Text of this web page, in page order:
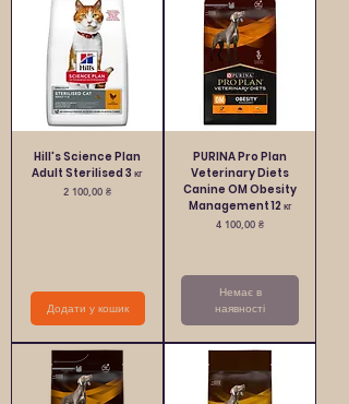
Hill's Science Plan
Adult Sterilised 3 кг
Ціна
2 100,00 ₴
Додати у кошик
PURINA Pro Plan
Veterinary Diets
Canine OM Obesity
Management 12 кг
Ціна
4 100,00 ₴
Немає в
наявності